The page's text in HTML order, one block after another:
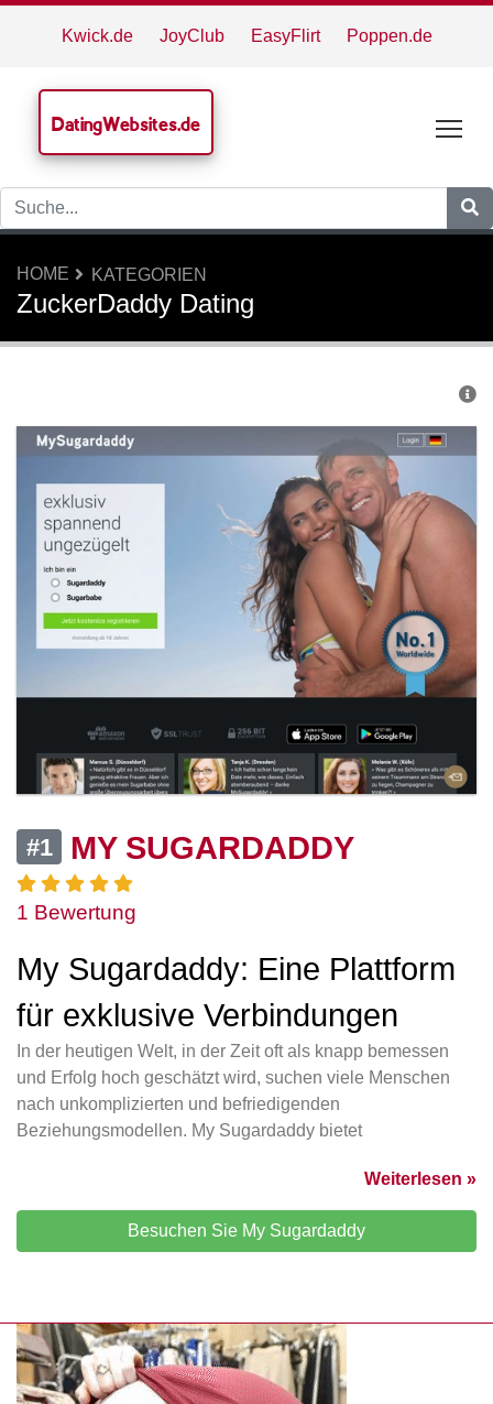
Kwick.de JoyClub EasyFlirt Poppen.de
DatingWebsites.de
HOME KATEGORIEN
ZuckerDaddy Dating
#1 MY SUGARDADDY
1 Bewertung
My Sugardaddy: Eine Plattform
für exklusive Verbindungen
In der heutigen Welt, in der Zeit oft als knapp bemessen
und Erfolg hoch geschätzt wird, suchen viele Menschen
nach unkomplizierten und befriedigenden
Beziehungsmodellen. My Sugardaddy bietet
Weiterlesen »
Besuchen Sie My Sugardaddy